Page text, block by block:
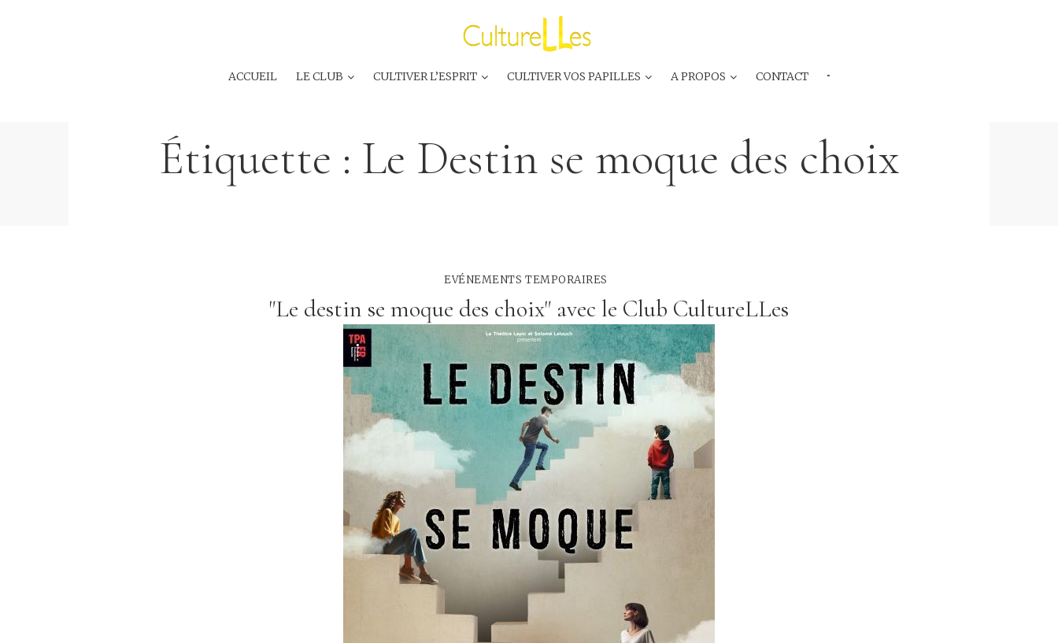
ACCUEIL LE CLUB CULTIVER L’ESPRIT CULTIVER VOS PAPILLES A PROPOS CONTACT ···
Étiquette : Le Destin se moque des choix
EVÉNEMENTS TEMPORAIRES
"Le destin se moque des choix" avec le Club CultureLLes